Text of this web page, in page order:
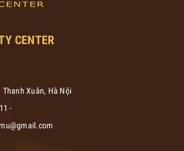
CENTER
Xuân, Hà Nội
-